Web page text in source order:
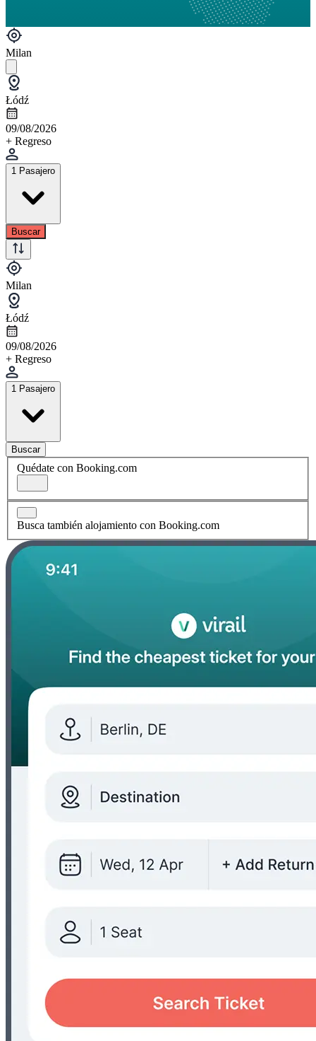
Milan
Łódź
09/08/2026
+ Regreso
1 Pasajero
Buscar
Milan
Łódź
09/08/2026
+ Regreso
1 Pasajero
Buscar
Quédate con Booking.com
Busca también alojamiento con Booking.com